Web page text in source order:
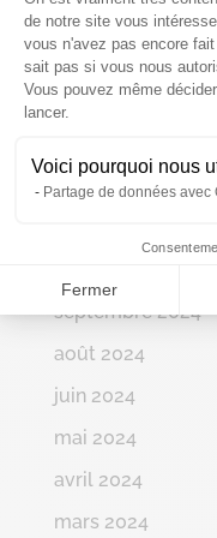
de notre site vous
vous n'avez pas encore
sait pas si vous nous
Vous pouvez même
lancer.
Voici pourquoi nous
Partage de données avec
Fermer
avril 2025
mars 2025
février 2025
décembre 2024
septembre 2024
août 2024
juin 2024
mai 2024
avril 2024
mars 2024